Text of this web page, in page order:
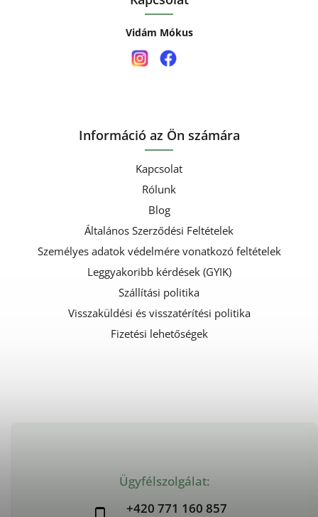
Ügyfélszolgálat:
+420 771 160 857
Vidám Mókus
Információ az Ön számára
Kapcsolat
Rólunk
Blog
Általános Szerződési Feltételek
Személyes adatok védelmére vonatkozó feltételek
Leggyakoribb kérdések (GYIK)
Szállítási politika
Visszaküldési és visszatérítési politika
Fizetési lehetőségek